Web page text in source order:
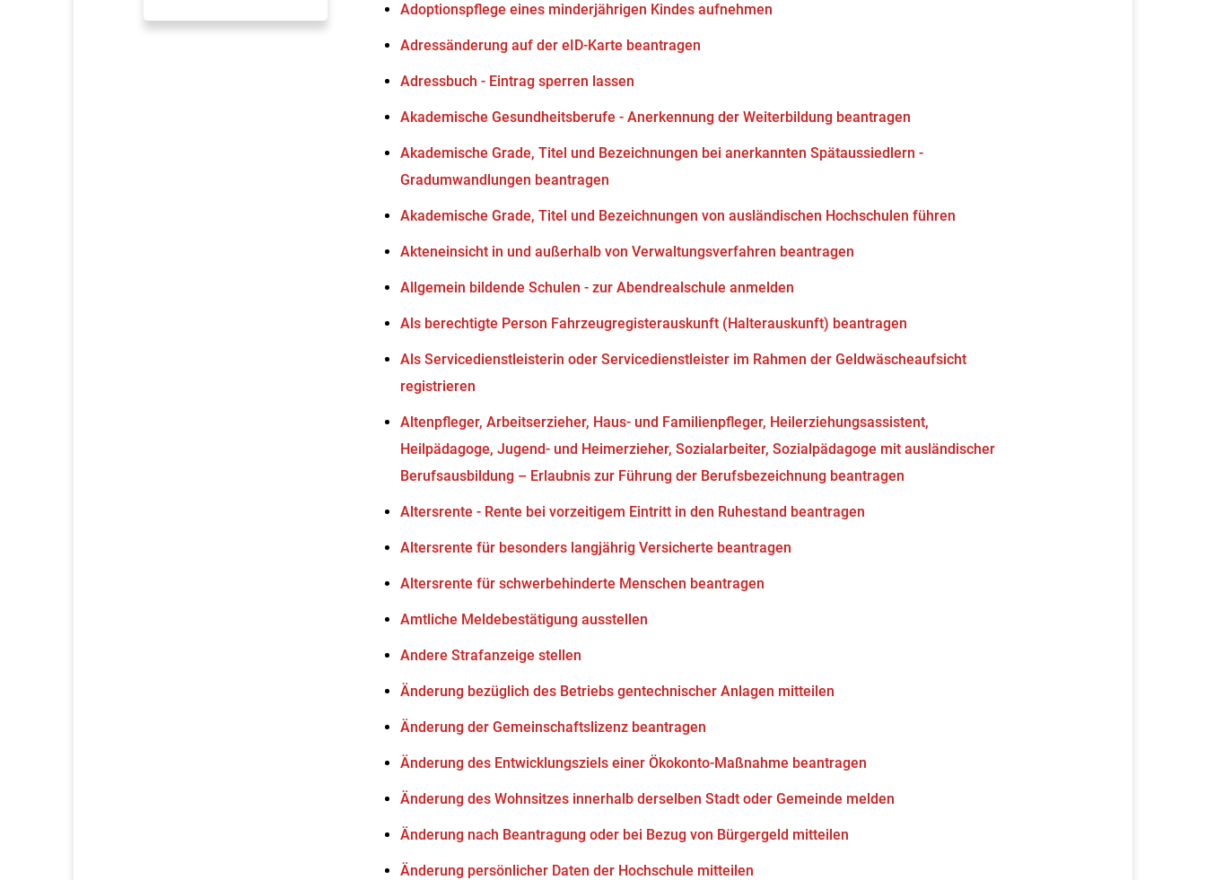
Adoptionspflege eines minderjährigen Kindes aufnehmen
Adressänderung auf der eID-Karte beantragen
Adressbuch - Eintrag sperren lassen
Akademische Gesundheitsberufe - Anerkennung der Weiterbildung beantragen
Akademische Grade, Titel und Bezeichnungen bei anerkannten Spätaussiedlern -
Gradumwandlungen beantragen
Akademische Grade, Titel und Bezeichnungen von ausländischen Hochschulen führen
Akteneinsicht in und außerhalb von Verwaltungsverfahren beantragen
Allgemein bildende Schulen - zur Abendrealschule anmelden
Als berechtigte Person Fahrzeugregisterauskunft (Halterauskunft) beantragen
Als Servicedienstleisterin oder Servicedienstleister im Rahmen der Geldwäscheaufsicht
registrieren
Altenpfleger, Arbeitserzieher, Haus- und Familienpfleger, Heilerziehungsassistent,
Heilpädagoge, Jugend- und Heimerzieher, Sozialarbeiter, Sozialpädagoge mit ausländischer
Berufsausbildung – Erlaubnis zur Führung der Berufsbezeichnung beantragen
Altersrente - Rente bei vorzeitigem Eintritt in den Ruhestand beantragen
Altersrente für besonders langjährig Versicherte beantragen
Altersrente für schwerbehinderte Menschen beantragen
Amtliche Meldebestätigung ausstellen
Andere Strafanzeige stellen
Änderung bezüglich des Betriebs gentechnischer Anlagen mitteilen
Änderung der Gemeinschaftslizenz beantragen
Änderung des Entwicklungsziels einer Ökokonto-Maßnahme beantragen
Änderung des Wohnsitzes innerhalb derselben Stadt oder Gemeinde melden
Änderung nach Beantragung oder bei Bezug von Bürgergeld mitteilen
Änderung persönlicher Daten der Hochschule mitteilen